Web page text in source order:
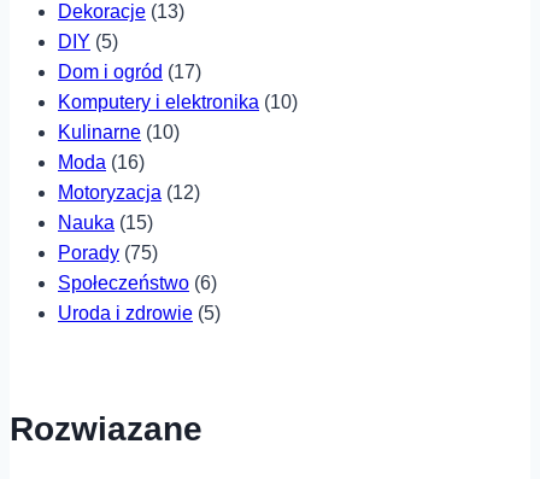
Dekoracje (13)
DIY (5)
Dom i ogród (17)
Komputery i elektronika (10)
Kulinarne (10)
Moda (16)
Motoryzacja (12)
Nauka (15)
Porady (75)
Społeczeństwo (6)
Uroda i zdrowie (5)
Rozwiazane